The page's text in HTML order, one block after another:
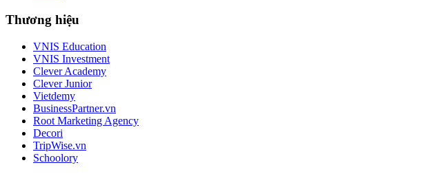
Thương hiệu
VNIS Education
VNIS Investment
Clever Academy
Clever Junior
Vietdemy
BusinessPartner.vn
Root Marketing Agency
Decori
TripWise.vn
Schoolory